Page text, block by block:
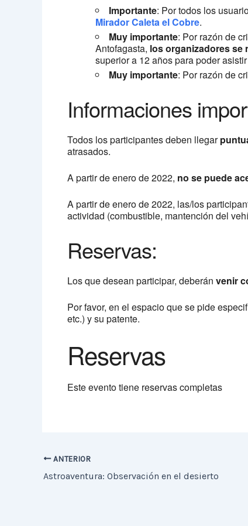
Importante: Por todos los
Mirador Caleta el Cobre.
Muy importante: Por razón de
Antofagasta, los organizadores se
superior a 12 años para poder
Muy importante: Por razón de
Informaciones
Todos los participantes deben llegar
atrasados.
A partir de enero de 2022, no se puede
A partir de enero de 2022, las/los
actividad (combustible, mantención del
Reservas:
Los que desean participar, deberán venir
Por favor, en el espacio que se pide
etc.) y su patente.
Reservas
Este evento tiene reservas completas
ANTERIOR
Astroaventura: Observación en el desierto